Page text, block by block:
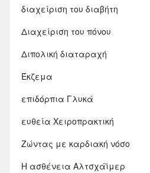
διαχείριση του διαβήτη
Διαχείριση του πόνου
Διπολική διαταραχή
Έκζεμα
επιδόρπια Γλυκά
ευθεία Χειροπρακτική
Ζώντας με καρδιακή νόσο
Η ασθένεια Αλτσχάϊμερ